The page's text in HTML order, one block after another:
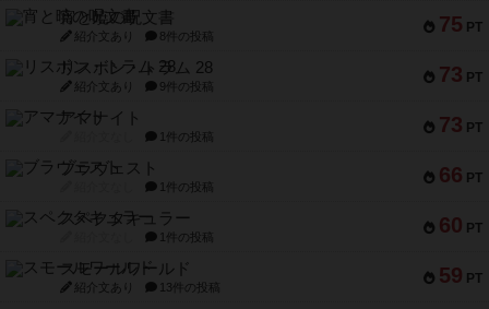
75 PT
宵と暁の呪文書
紹介文あり 8件の投稿
73 PT
リスボン・トラム 28
紹介文あり 9件の投稿
73 PT
アマナイト
1件の投稿
66 PT
ブラヴェスト
1件の投稿
60 PT
スペクタキュラー
1件の投稿
59 PT
スモールワールド
紹介文あり 13件の投稿